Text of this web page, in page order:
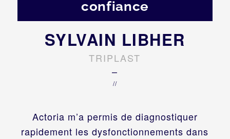
confiance
Actoria m’a permis de diagnostiquer
rapidement les dysfonctionnements dans
SYLVAIN LIBHER
TRIPLAST
–
//